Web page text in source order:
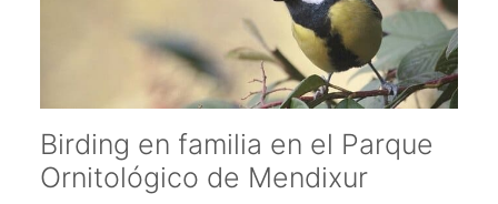
Birding en familia en el Parque
Ornitológico de Mendixur